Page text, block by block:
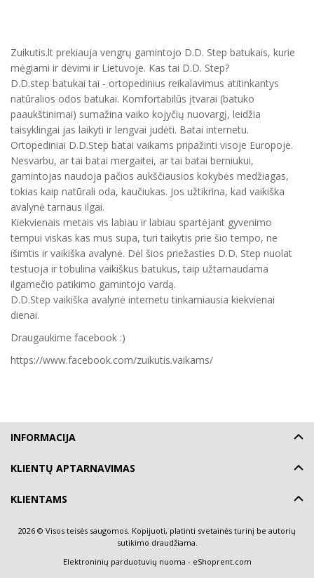
Zuikutis.lt prekiauja vengrų gamintojo D.D. Step batukais, kurie
mėgiami ir dėvimi ir Lietuvoje. Kas tai D.D. Step?
D.D.step batukai tai - ortopedinius reikalavimus atitinkantys
natūralios odos batukai. Komfortabilūs įtvarai (batuko
paaukštinimai) sumažina vaiko kojyčių nuovargį, leidžia
taisyklingai jas laikyti ir lengvai judėti. Batai internetu.
Ortopediniai D.D.Step batai vaikams pripažinti visoje Europoje.
Nesvarbu, ar tai batai mergaitei, ar tai batai berniukui,
gamintojas naudoja pačios aukščiausios kokybės medžiagas,
tokias kaip natūrali oda, kaučiukas. Jos užtikrina, kad vaikiška
avalynė tarnaus ilgai.
Kiekvienais metais vis labiau ir labiau spartėjant gyvenimo
tempui viskas kas mus supa, turi taikytis prie šio tempo, ne
išimtis ir vaikiška avalynė. Dėl šios priežasties D.D. Step nuolat
testuoja ir tobulina vaikiškus batukus, taip užtarnaudama
ilgamečio patikimo gamintojo vardą.
D.D.Step vaikiška avalynė internetu tinkamiausia kiekvienai
dienai.
Draugaukime facebook :)
https://www.facebook.com/zuikutis.vaikams/
INFORMACIJA
KLIENTŲ APTARNAVIMAS
KLIENTAMS
2026 © Visos teisės saugomos. Kopijuoti, platinti svetainės turinį be autorių
sutikimo draudžiama.
Elektroninių parduotuvių nuoma - eShoprent.com